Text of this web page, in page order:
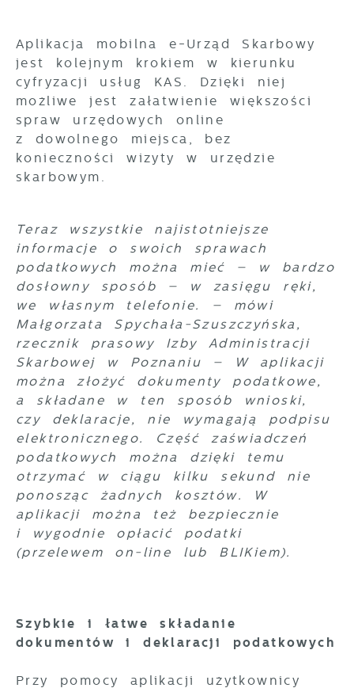
Aplikacja mobilna e-Urząd Skarbowy
jest kolejnym krokiem w kierunku
cyfryzacji usług KAS. Dzięki niej
możliwe jest załatwienie większości
spraw urzędowych online
z dowolnego miejsca, bez
konieczności wizyty w urzędzie
skarbowym.
Teraz wszystkie najistotniejsze
informacje o swoich sprawach
podatkowych można mieć – w bardzo
dosłowny sposób – w zasięgu ręki,
we własnym telefonie. – mówi
Małgorzata Spychała-Szuszczyńska,
rzecznik prasowy Izby Administracji
Skarbowej w Poznaniu – W aplikacji
można złożyć dokumenty podatkowe,
a składane w ten sposób wnioski,
czy deklaracje, nie wymagają podpisu
elektronicznego. Część zaświadczeń
podatkowych można dzięki temu
otrzymać w ciągu kilku sekund nie
ponosząc żadnych kosztów. W
aplikacji można też bezpiecznie
i wygodnie opłacić podatki
(przelewem on-line lub BLIKiem).
Szybkie i łatwe składanie
dokumentów i deklaracji podatkowych
Przy pomocy aplikacji użytkownicy